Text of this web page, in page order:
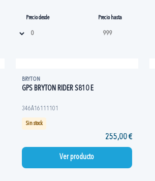
Precio desde Precio hasta
BRYTON
GPS BRYTON RIDER S810 E
346A16111101
Sin stock
255,00 €
Ver producto